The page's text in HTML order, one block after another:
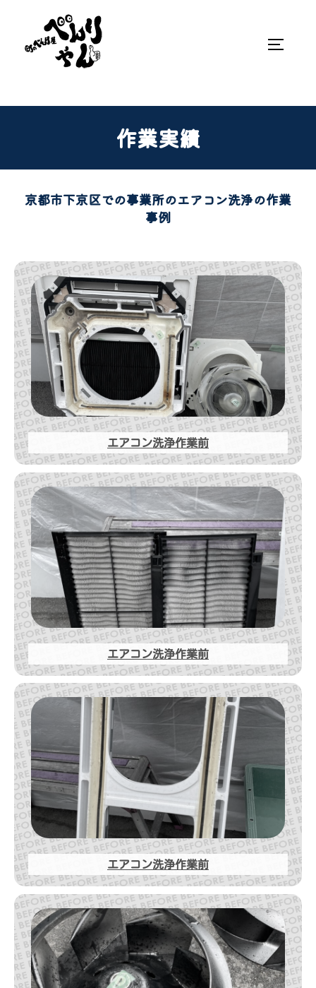
作業実績
京都市下京区での事業所のエアコン洗浄の作業
事例
エアコン洗浄作業前
エアコン洗浄作業前
エアコン洗浄作業前